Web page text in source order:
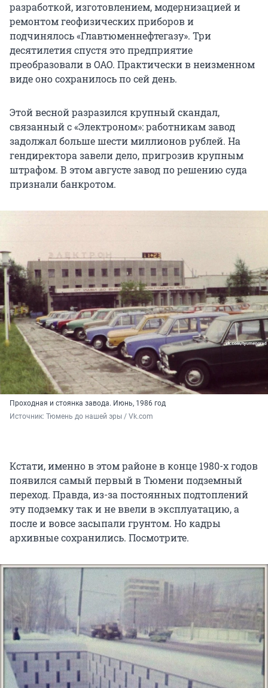
разработкой, изготовлением, модернизацией и
ремонтом геофизических приборов и
подчинялось «Главтюменнефтегазу». Три
десятилетия спустя это предприятие
преобразовали в ОАО. Практически в неизменном
виде оно сохранилось по сей день.
Этой весной разразился крупный скандал,
связанный с «Электроном»: работникам завод
задолжал больше шести миллионов рублей. На
гендиректора завели дело, пригрозив крупным
штрафом. В этом августе завод по решению суда
признали банкротом.
Проходная и стоянка завода. Июнь, 1986 год
Источник: Тюмень до нашей эры / Vk.com
Кстати, именно в этом районе в конце 1980-х годов
появился самый первый в Тюмени подземный
переход. Правда, из-за постоянных подтоплений
эту подземку так и не ввели в эксплуатацию, а
после и вовсе засыпали грунтом. Но кадры
архивные сохранились. Посмотрите.